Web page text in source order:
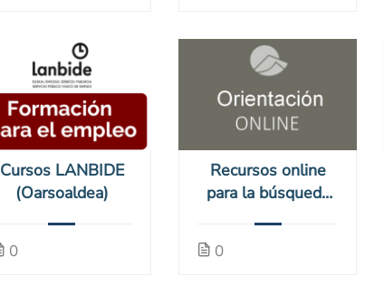
Cursos LANBIDE
(Oarsoaldea)
0
Recursos online
para la búsqueda
0